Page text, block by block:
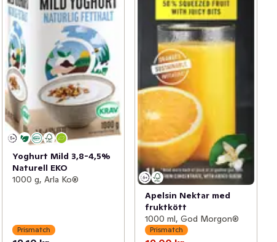
Yoghurt Mild 3,8-4,5%
Naturell EKO
1000 g, Arla Ko®
Prismatch
Apelsin Nektar med
fruktkött
1000 ml, God Morgon®
Prismatch